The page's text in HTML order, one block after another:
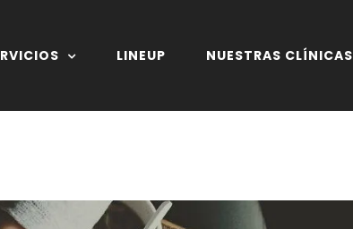
LINEUP NUESTRAS CLÍNICAS